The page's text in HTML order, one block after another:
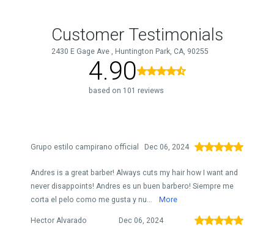
Customer Testimonials
2430 E Gage Ave , Huntington Park, CA, 90255
4.90
based on 101 reviews
Grupo estilo campirano official Dec 06, 2024
Andres is a great barber! Always cuts my hair how I want and
never disappoints! Andres es un buen barbero! Siempre me
corta el pelo como me gusta y nu...
More
Hector Alvarado Dec 06, 2024